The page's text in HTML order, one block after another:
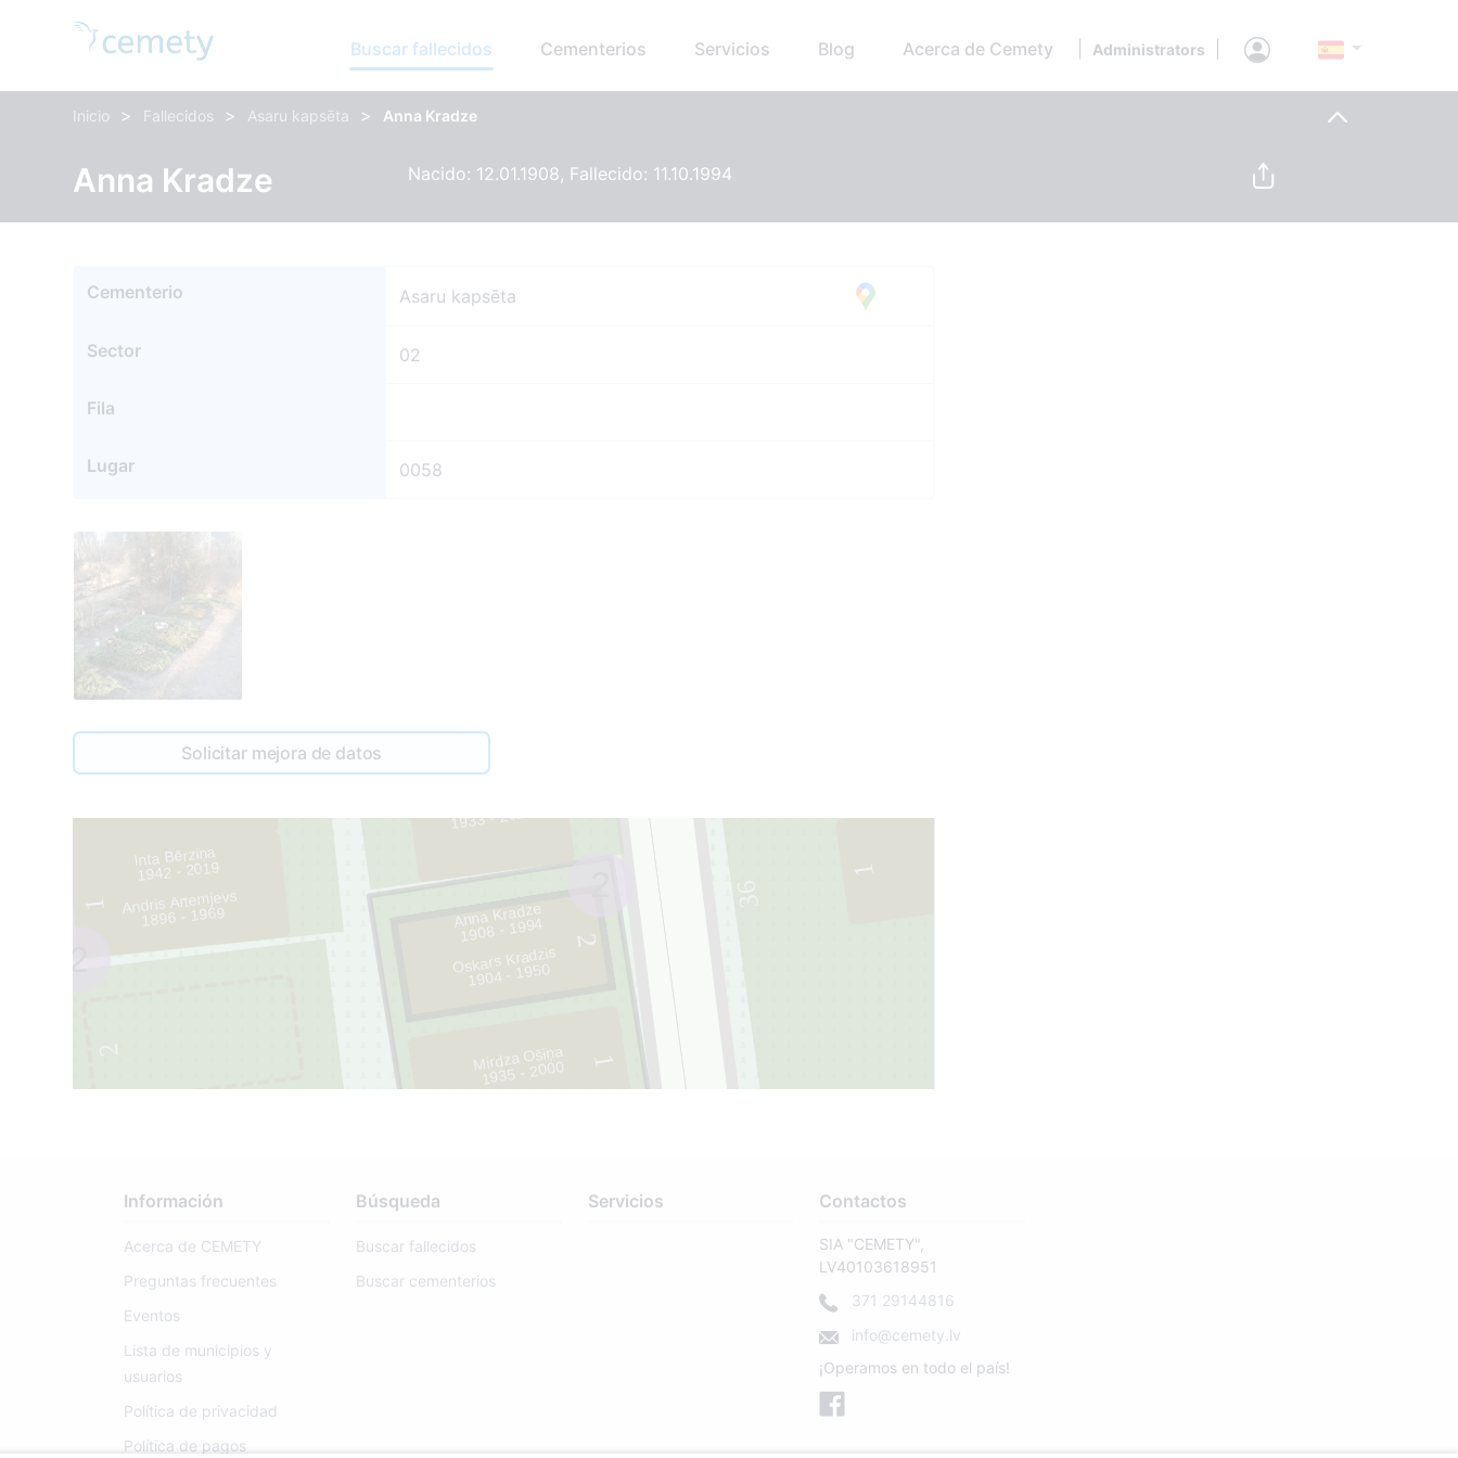
Buscar fallecidos Cementerios Servicios Blog Acerca de Cemety Administrators
Inicio > Fallecidos > Asaru kapsēta > Anna Kradze
Anna Kradze Nacido: 12.01.1908, Fallecido: 11.10.1994
Cementerio Asaru kapsēta
Sector 02
Fila
Lugar 0058
Solicitar mejora de datos
36
1
1
2
1
2
Inta Bērziņa
1942 - 2019
Andris Artemjevs
1896 - 1969
Mirdza Ošiņa
1935 - 2000
Anna Kradze
1908 - 1994
Oskars Kradzis
1904 - 1950
1933 - 2023
Información
Acerca de CEMETY
Preguntas frecuentes
Eventos
Lista de municipios y
usuarios
Política de privacidad
Política de pagos
Búsqueda
Buscar fallecidos
Buscar cementerios
Servicios Contactos
SIA "CEMETY",
LV40103618951
371 29144816
info@cemety.lv
¡Operamos en todo el país!